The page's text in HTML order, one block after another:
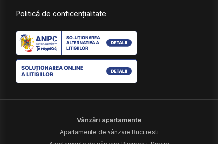
Politică de confidențialitate
Vânzări apartamente
Apartamente de vânzare Bucuresti